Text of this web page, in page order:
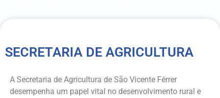
SECRETARIA DE AGRICULTURA
A Secretaria de Agricultura de São Vicente Férrer
desempenha um papel vital no desenvolvimento rural e